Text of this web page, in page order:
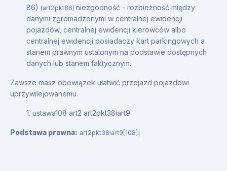
86) (art2pkt86) niezgodność - rozbieżność między
danymi zgromadzonymi w centralnej ewidencji
pojazdów, centralnej ewidencji kierowców albo
centralnej ewidencji posiadaczy kart parkingowych a
stanem prawnym ustalonym na podstawie dostępnych
danych lub stanem faktycznym.
Zawsze masz obowiązek ułatwić przejazd pojazdowi
uprzywilejowanemu.
1. ustawa108 art2 art2pkt38iart9
Podstawa prawna: art2pkt38iart9[108]|